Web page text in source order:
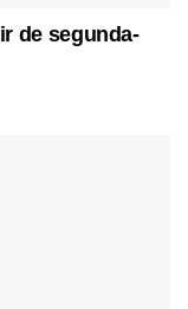
de segunda-